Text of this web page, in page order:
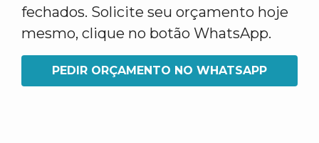
fechados. Solicite seu orçamento hoje
mesmo, clique no botão WhatsApp.
PEDIR ORÇAMENTO NO WHATSAPP